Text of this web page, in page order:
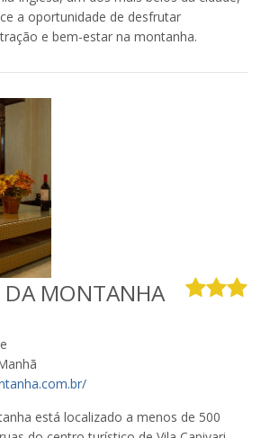
a oportunidade de desfrutar
e bem-estar na montanha.
DA MONTANHA
está localizado a menos de 500